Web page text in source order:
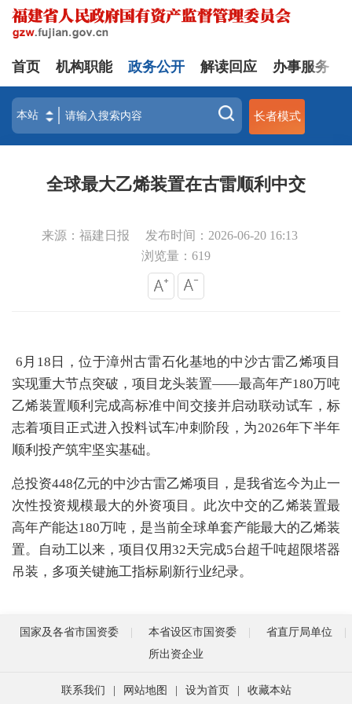
首页 机构职能 政务公开 解读回应 办事服务
长者模式
全球最大乙烯装置在古雷顺利中交
来源：福建日报
发布时间：2026-06-20 16:13
浏览量： 619
6月18日，位于漳州古雷石化基地的中沙古雷乙烯项目
实现重大节点突破，项目龙头装置——最高年产180万吨
乙烯装置顺利完成高标准中间交接并启动联动试车，标
志着项目正式进入投料试车冲刺阶段，为2026年下半年
顺利投产筑牢坚实基础。
总投资448亿元的中沙古雷乙烯项目，是我省迄今为止一
次性投资规模最大的外资项目。此次中交的乙烯装置最
高年产能达180万吨，是当前全球单套产能最大的乙烯装
置。自动工以来，项目仅用32天完成5台超千吨超限塔器
吊装，多项关键施工指标刷新行业纪录。
国家及各省市国资委 本省设区市国资委
省直厅局单位
所出资企业
联系我们 网站地图 设为首页 收藏本站